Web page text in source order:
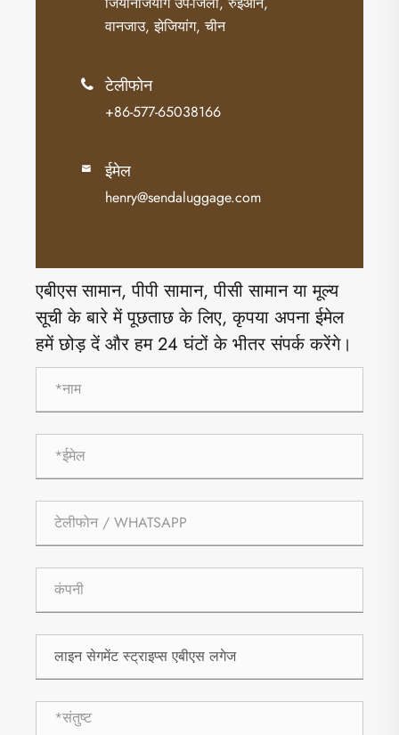
वानजाउ, झेजियांग, चीन
 टेलीफोन
+86-577-65038166
 ईमेल
henry@sendaluggage.com
एबीएस सामान, पीपी सामान, पीसी सामान या मूल्य
सूची के बारे में पूछताछ के लिए, कृपया अपना ईमेल
हमें छोड़ दें और हम 24 घंटों के भीतर संपर्क करेंगे।